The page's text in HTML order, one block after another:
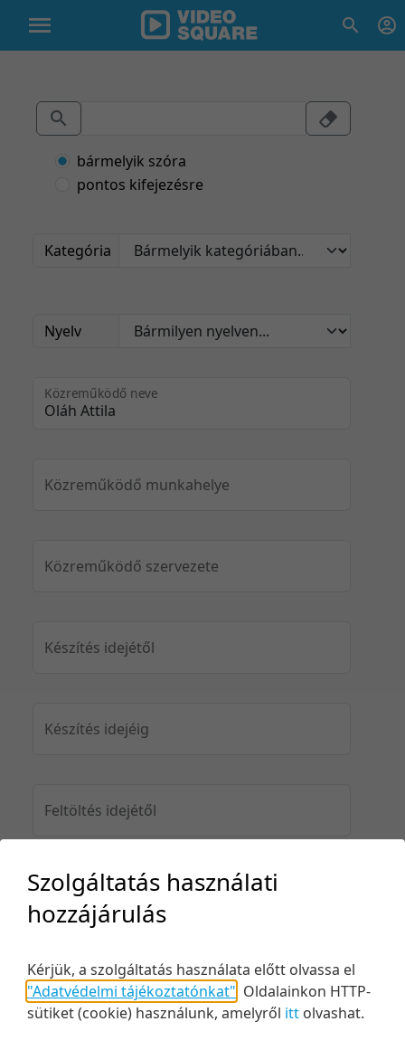
bármelyik szóra
pontos kifejezésre
Kategória
Nyelv
Közreműködő neve
Közreműködő munkahelye
Közreműködő szervezete
Készítés idejétől
Készítés idejéig
Feltöltés idejétől
Feltöltés idejéig
Keresés
Szolgáltatás használati
hozzájárulás
Kérjük, a szolgáltatás használata előtt olvassa el
"Adatvédelmi tájékoztatónkat" Oldalainkon HTTP-
sütiket (cookie) használunk, amelyről itt olvashat.